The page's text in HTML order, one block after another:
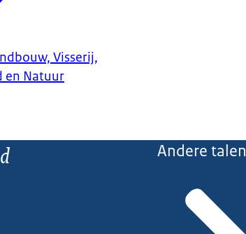
Visserij,
en Natuur
Andere talen